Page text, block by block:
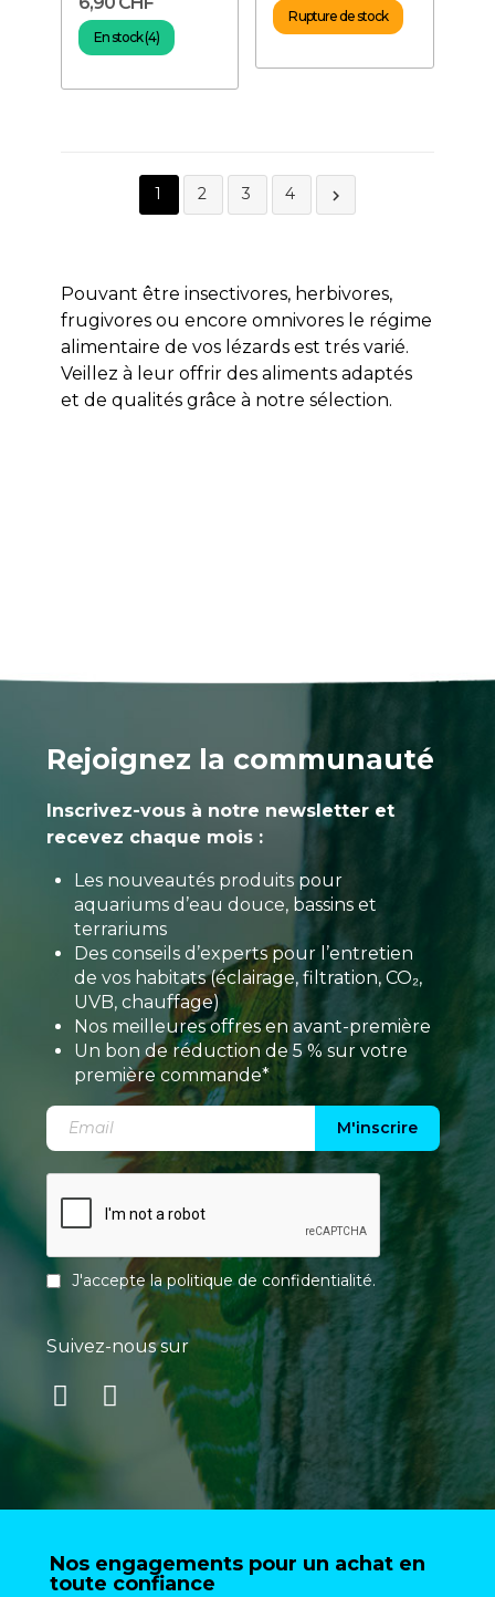
En stock (4)
Rupture de stock
1 2 3 4 
Pouvant être insectivores, herbivores,
frugivores ou encore omnivores le régime
alimentaire de vos lézards est trés varié.
Veillez à leur offrir des aliments adaptés
et de qualités grâce à notre sélection.
Rejoignez la communauté
Inscrivez-vous à notre newsletter et
recevez chaque mois :
Les nouveautés produits pour
aquariums d’eau douce, bassins et
terrariums
Des conseils d’experts pour l’entretien
de vos habitats (éclairage, filtration, CO₂,
UVB, chauffage)
Nos meilleures offres en avant-première
Un bon de réduction de 5 % sur votre
première commande*
M'inscrire
J'accepte lapolitique de confidentialité.
Suivez-nous sur
Nos engagements pour un achat en
toute confiance